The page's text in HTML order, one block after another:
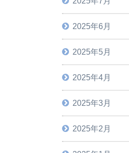
2025年6月
2025年5月
2025年4月
2025年3月
2025年2月